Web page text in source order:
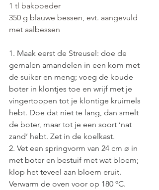
1 tl bakpoeder
350 g blauwe bessen, evt. aangevuld
met aalbessen
1. Maak eerst de Streusel: doe de
gemalen amandelen in een kom met
de suiker en meng; voeg de koude
boter in klontjes toe en wrijf met je
vingertoppen tot je klontige kruimels
hebt. Doe dat niet te lang, dan smelt
de boter, maar tot je een soort ‘nat
zand’ hebt. Zet in de koelkast.
2. Vet een springvorm van 24 cm ø in
met boter en bestuif met wat bloem;
klop het teveel aan bloem eruit.
Verwarm de oven voor op 180 ºC.